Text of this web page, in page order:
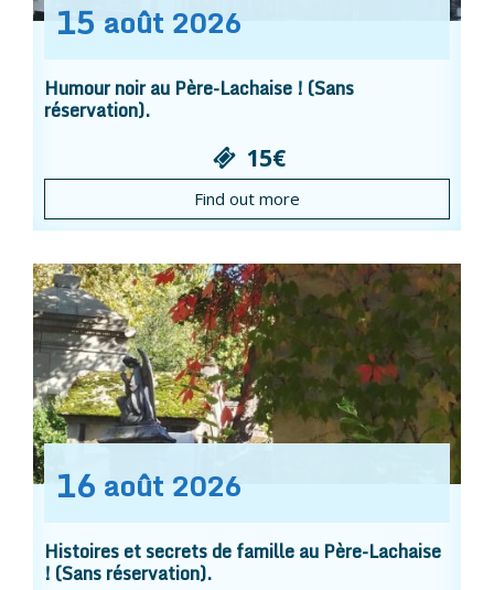
15 août 2026
Humour noir au Père-Lachaise ! (Sans
réservation).
15€
Find out more
16 août 2026
Histoires et secrets de famille au Père-Lachaise
! (Sans réservation).